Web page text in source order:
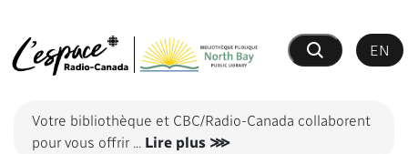
Recherche
EN
Votre bibliothèque et CBC/Radio-Canada collaborent
pour vous offrir ... Lire plus ⋙